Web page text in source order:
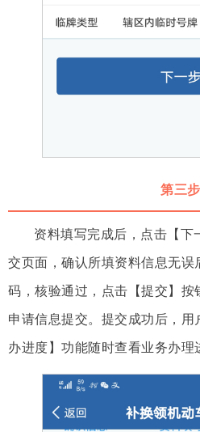
第三步
资料填写完成后，点击【下
交页面，确认所填资料信息无误
码，核验通过，点击【提交】按
申请信息提交。提交成功后，
办进度】功能随时查看业务办理